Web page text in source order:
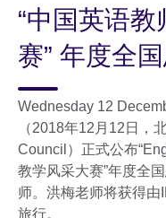
language
“中国英语
赛” 年度全
Wednesday 12
（2018年12月12日，
Council）正式公布
教学风采大赛”年度全
师。洪梅老师将获得
旅行。